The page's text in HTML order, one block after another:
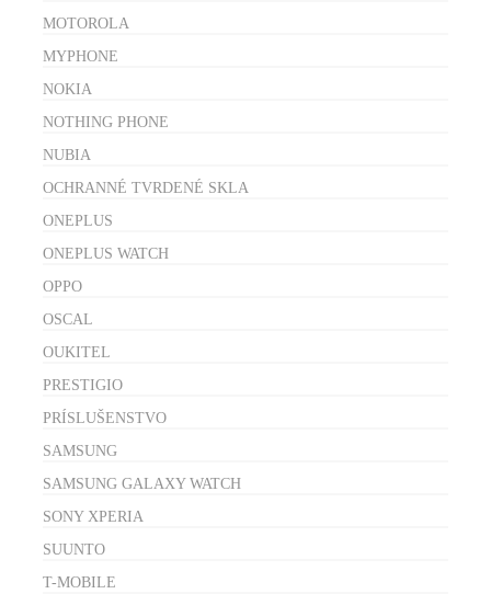
MOTOROLA
MYPHONE
NOKIA
NOTHING PHONE
NUBIA
OCHRANNÉ TVRDENÉ SKLA
ONEPLUS
ONEPLUS WATCH
OPPO
OSCAL
OUKITEL
PRESTIGIO
PRÍSLUŠENSTVO
SAMSUNG
SAMSUNG GALAXY WATCH
SONY XPERIA
SUUNTO
T-MOBILE